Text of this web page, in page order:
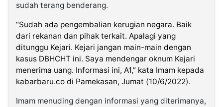
sudah terang benderang.
“Sudah ada pengembalian kerugian negara. Baik
dari rekanan dan pihak terkait. Apalagi yang
ditunggu Kejari. Kejari jangan main-main dengan
kasus DBHCHT ini. Saya mendengar oknum Kejari
menerima uang. Informasi ini, A1,” kata Imam kepada
kabarbaru.co di Pamekasan, Jumat (10/6/2022).
Imam menuding dengan informasi yang diterimanya,